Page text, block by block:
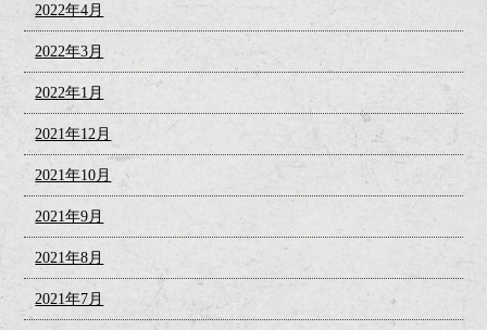
2022年4月
2022年3月
2022年1月
2021年12月
2021年10月
2021年9月
2021年8月
2021年7月